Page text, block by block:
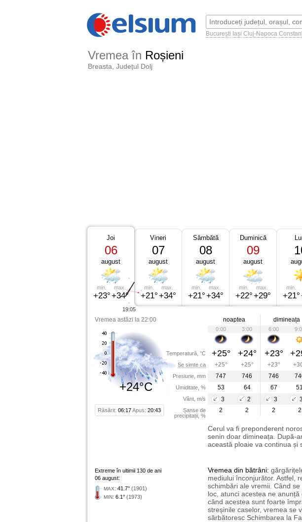
București Iași Cluj-Napoca
Vremea în Roșieni
Breasta, Județul Dolj
Joi
06
august
min.
+23°
max.
+34°
Vineri
07
august
min.
+21°
max.
+34°
Sâmbătă
08
august
min.
+21°
max.
+34°
Duminică
09
august
min.
+22°
max.
+29°
min.
+21°
Vremea astăzi la 22:00
+24°C
Răsărit: 06:17Apus: 20:43
Temperatură, °C
Se simte ca
Presiune, mm
Umiditate, %
Vânt, m/s
Șanse de
precipitații, %
noaptea dimineața
0:00 3:00 6:00
+25° +24° +23°
+25° +25° +23°
747
746 746
53
64 67 51
3
2 3 3
2
2 2 2
Cerul va fi preponderent
senin doar dimineața. După-
această ploaie va continua și
Extreme în ultimii 130 de ani
06 august:
MAX: 41.7° (1901)
MIN: 6.1° (1973)
Vremea din bătrâni:
mediului înconjurător. Astfel,
schimbări ale vremii. Când
loc, atunci acestea ne
când acestea sunt foarte
streșinile caselor, vremea se
sărbătoresc Schimbarea la
19:05